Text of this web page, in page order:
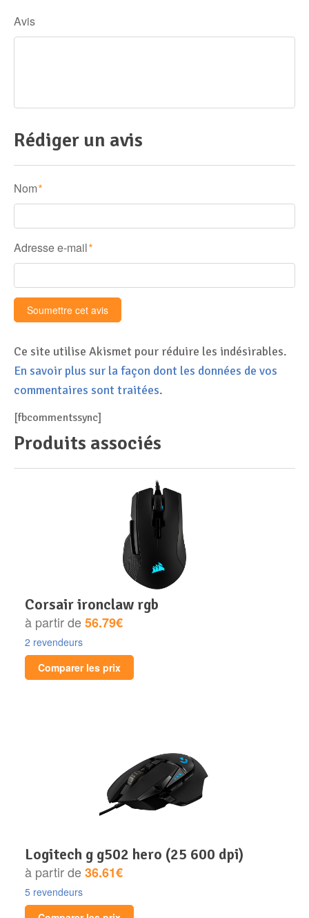
Avis
Rédiger un avis
Nom *
Adresse e-mail *
Ce site utilise Akismet pour réduire les indésirables.
En savoir plus sur la façon dont les données de vos
commentaires sont traitées.
[fbcommentssync]
Produits associés
corsair ironclaw rgb
à partir de56.79€
2 revendeurs
Comparer les prix
logitech g g502 hero (25 600 dpi)
à partir de36.61€
5 revendeurs